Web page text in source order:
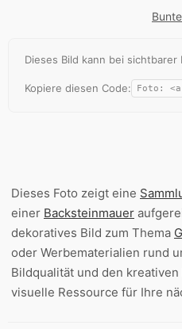
Dieses Bild kann bei
Kopiere diesen Code:
Dieses Foto zeigt eine
einer Backsteinmauer
dekoratives Bild zum Thema
oder Werbematerialien rund
Bildqualität und den
visuelle Ressource für Ihre